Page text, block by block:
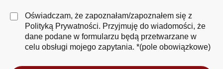
Oświadczam, że zapoznałam/zapoznałem się z
Polityką Prywatności. Przyjmuję do wiadomości, że
dane podane w formularzu będą przetwarzane w
celu obsługi mojego zapytania. *(pole obowiązkowe)